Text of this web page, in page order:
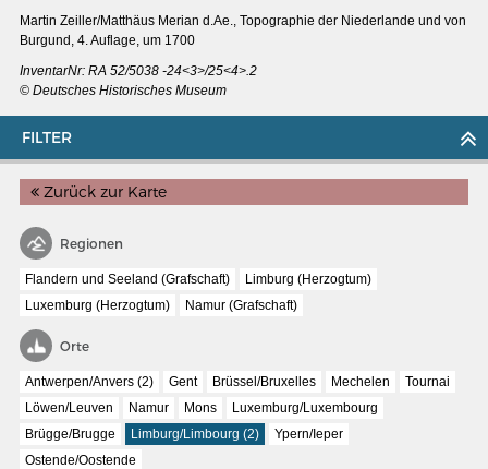
MERIANS DEUTSCHLAND 1642 - 1654
Interaktive Karte
Bildergalerie Topographia Germaniae
Impressum
FILTER
Zurück zur Karte
Regionen
Flandern und Seeland (Grafschaft)
Limburg (Herzogtum)
Luxemburg (Herzogtum)
Namur (Grafschaft)
Orte
Antwerpen/Anvers (2) Gent Brüssel/Bruxelles Mechelen
Tournai
Löwen/Leuven
Namur Mons
Luxemburg/Luxembourg
Brügge/Brugge
Limburg/Limbourg (2)
Ypern/Ieper
Ostende/Oostende
Martin Zeiller/Matthäus Merian d.Ae., Topographie der Niederlande und von
Burgund, 4. Auflage, um 1700
InventarNr: RA 52/5038 -24<3>/25<4>.2
© Deutsches Historisches Museum